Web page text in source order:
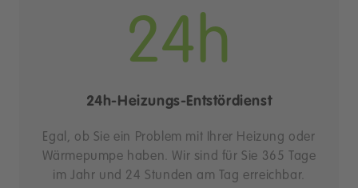
24h
24h-Heizungs-Entstördienst
Egal, ob Sie ein Problem mit Ihrer Heizung oder
Wärmepumpe haben. Wir sind für Sie 365 Tage
im Jahr und 24 Stunden am Tag erreichbar.